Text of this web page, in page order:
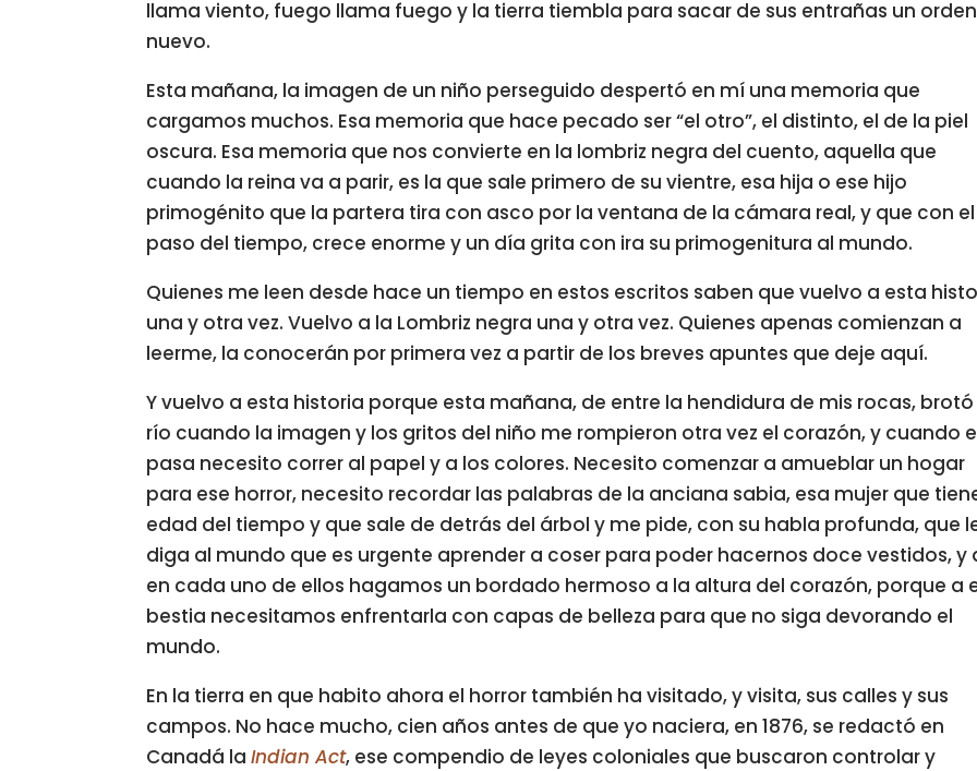
llama viento, fuego llama fuego y la tierra tiembla para sacar de sus entrañas un orden
nuevo.
Esta mañana, la imagen de un niño perseguido despertó en mí una memoria que
cargamos muchos. Esa memoria que hace pecado ser “el otro”, el distinto, el de la piel
oscura. Esa memoria que nos convierte en la lombriz negra del cuento, aquella que
cuando la reina va a parir, es la que sale primero de su vientre, esa hija o ese hijo
primogénito que la partera tira con asco por la ventana de la cámara real, y que con el
paso del tiempo, crece enorme y un día grita con ira su primogenitura al mundo.
Quienes me leen desde hace un tiempo en estos escritos saben que vuelvo a esta
una y otra vez. Vuelvo a la Lombriz negra una y otra vez. Quienes apenas comienzan a
leerme, la conocerán por primera vez a partir de los breves apuntes que deje aquí.
Y vuelvo a esta historia porque esta mañana, de entre la hendidura de mis rocas, brotó
río cuando la imagen y los gritos del niño me rompieron otra vez el corazón, y cuando
pasa necesito correr al papel y a los colores. Necesito comenzar a amueblar un hogar
para ese horror, necesito recordar las palabras de la anciana sabia, esa mujer que
edad del tiempo y que sale de detrás del árbol y me pide, con su habla profunda, que
diga al mundo que es urgente aprender a coser para poder hacernos doce vestidos, y
en cada uno de ellos hagamos un bordado hermoso a la altura del corazón, porque a
bestia necesitamos enfrentarla con capas de belleza para que no siga devorando el
mundo.
En la tierra en que habito ahora el horror también ha visitado, y visita, sus calles y sus
campos. No hace mucho, cien años antes de que yo naciera, en 1876, se redactó en
Canadá la Indian Act, ese compendio de leyes coloniales que buscaron controlar y